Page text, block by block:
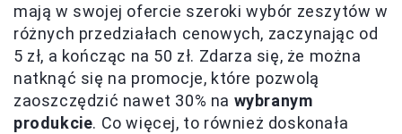
mają w swojej ofercie szeroki wybór zeszytów w
różnych przedziałach cenowych, zaczynając od
5 zł, a kończąc na 50 zł. Zdarza się, że można
natknąć się na promocje, które pozwolą
zaoszczędzić nawet 30% na wybranym
produkcie. Co więcej, to również doskonała